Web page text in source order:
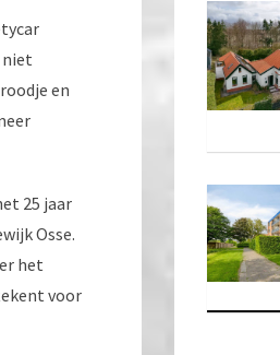
niet
en
25 jaar
Osse.
het
voor